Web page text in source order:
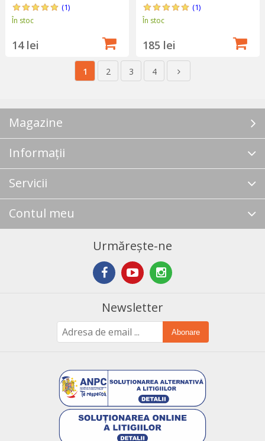
(1)
În stoc
14 lei
(1)
În stoc
185 lei
1 2 3 4
Magazine
Informații
Servicii
Contul meu
Urmărește-ne
Newsletter
Abonare